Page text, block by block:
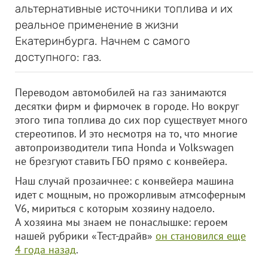
альтернативные источники топлива и их
реальное применение в жизни
Екатеринбурга. Начнем с самого
доступного: газ.
Переводом автомобилей на газ занимаются
десятки фирм и фирмочек в городе. Но вокруг
этого типа топлива до сих пор существует много
стереотипов. И это несмотря на то, что многие
автопроизводители типа Honda и Volkswagen
не брезгуют ставить ГБО прямо с конвейера.
Наш случай прозаичнее: с конвейера машина
идет с мощным, но прожорливым атмсоферным
V6, мириться с которым хозяину надоело.
А хозяина мы знаем не понаслышке: героем
нашей рубрики «Тест-драйв» он становился еще
4 года назад.